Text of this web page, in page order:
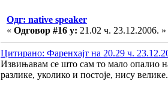
Одг: native speaker
« Одговор #16 у: 21.02 ч. 23.12.2006. »
Цитирано: Фаренхајт на 20.29 ч.
Извињавам се што сам то мало опалио
разлике, уколико и постоје, нису велике.